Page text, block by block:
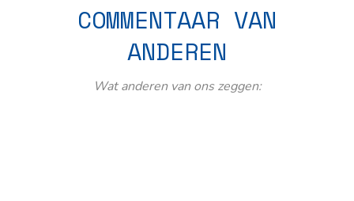
COMMENTAAR VAN
ANDEREN
Wat anderen van ons zeggen: